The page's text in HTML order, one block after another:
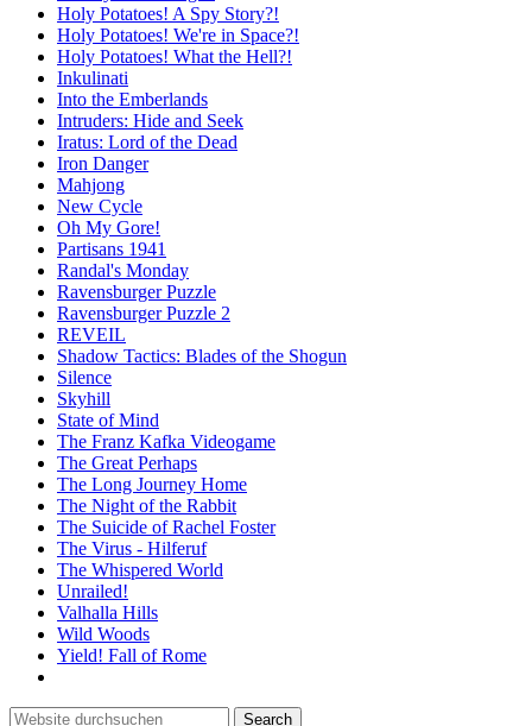
Holy Potatoes! A Spy Story?!
Holy Potatoes! We're in Space?!
Holy Potatoes! What the Hell?!
Inkulinati
Into the Emberlands
Intruders: Hide and Seek
Iratus: Lord of the Dead
Iron Danger
Mahjong
New Cycle
Oh My Gore!
Partisans 1941
Randal's Monday
Ravensburger Puzzle
Ravensburger Puzzle 2
REVEIL
Shadow Tactics: Blades of the Shogun
Silence
Skyhill
State of Mind
The Franz Kafka Videogame
The Great Perhaps
The Long Journey Home
The Night of the Rabbit
The Suicide of Rachel Foster
The Virus - Hilferuf
The Whispered World
Unrailed!
Valhalla Hills
Wild Woods
Yield! Fall of Rome